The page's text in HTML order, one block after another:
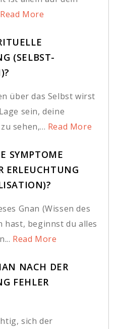
Read More
(SELBST-
über das Selbst wirst
sein, deine
sehen,... Read More
SYMPTOME
ERLEUCHTUNG
Gnan (Wissen des
hast, beginnst du alles
Read More
NACH DER
FEHLER
sich der